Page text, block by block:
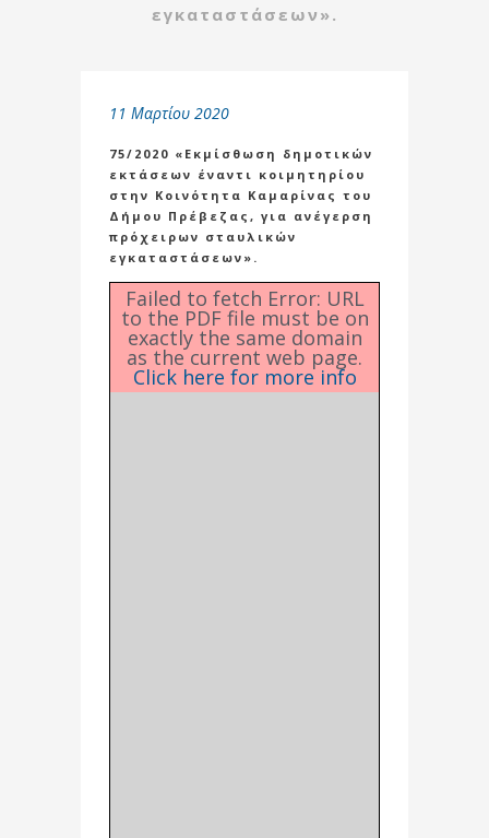
εγκαταστάσεων».
11 Μαρτίου 2020
75/2020 «Εκμίσθωση δημοτικών
εκτάσεων έναντι κοιμητηρίου
στην Κοινότητα Καμαρίνας του
Δήμου Πρέβεζας, για ανέγερση
πρόχειρων σταυλικών
εγκαταστάσεων».
Failed to fetch Error: URL
to the PDF file must be on
exactly the same domain
as the current web page.
Click here for more info